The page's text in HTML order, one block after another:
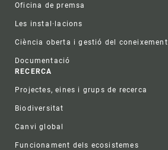
Oficina de premsa
Les instal·lacions
Ciència oberta i gestió del coneixement
Documentació
RECERCA
Projectes, eines i grups de recerca
Biodiversitat
Canvi global
Funcionament dels ecosistemes